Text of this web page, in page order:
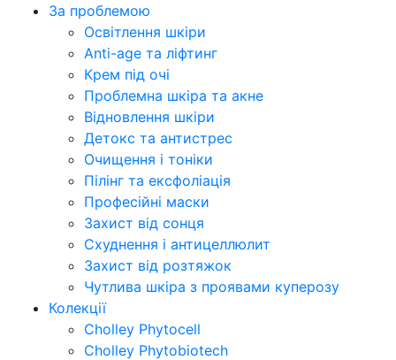
За проблемою
Освітлення шкіри
Anti-age та ліфтинг
Крем під очі
Проблемна шкіра та акне
Відновлення шкіри
Детокс та антистрес
Очищення і тоніки
Пілінг та ексфоліація
Професійні маски
Захист від сонця
Схуднення і антицеллюлит
Захист від розтяжок
Чутлива шкіра з проявами куперозу
Колекції
Cholley Phytocell
Cholley Phytobiotech